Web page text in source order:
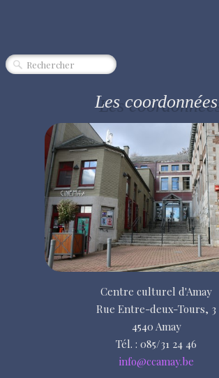
EXPOSITION
ÉVÈNEMENT
QUI SOMMES-NOUS ?
PARTENAIRES
"RENDEZ-VOUS"
Les coordonnées
Centre culturel d'Amay
Rue Entre-deux-Tours, 3
4540 Amay
Tél. : 085/31 24 46
info@ccamay.be